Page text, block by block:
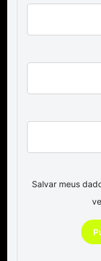
Salvar meus